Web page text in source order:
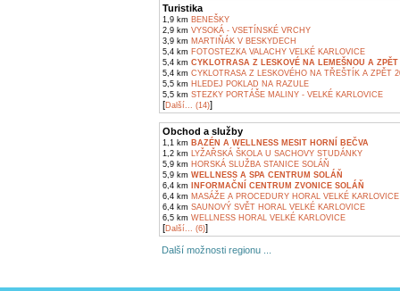
Turistika
1,9 km BENEŠKY
2,9 km VYSOKÁ - VSETÍNSKÉ VRCHY
3,9 km MARTIŇÁK V BESKYDECH
5,4 km FOTOSTEZKA VALACHY VELKÉ KARLOVICE
5,4 km CYKLOTRASA Z LESKOVÉ NA LEMEŠNOU A ZPĚT
5,4 km CYKLOTRASA Z LESKOVÉHO NA TŘEŠTÍK A ZPĚT
5,5 km HLEDEJ POKLAD NA RAZULE
5,5 km STEZKY PORTÁŠE MALINY - VELKÉ KARLOVICE
[Další... (14)]
Obchod a služby
1,1 km BAZÉN A WELLNESS MESIT HORNÍ BEČVA
1,2 km LYŽAŘSKÁ ŠKOLA U SACHOVY STUDÁNKY
5,9 km HORSKÁ SLUŽBA STANICE SOLÁŇ
5,9 km WELLNESS A SPA CENTRUM SOLÁŇ
6,4 km
INFORMAČNÍ CENTRUM ZVONICE SOLÁŇ
6,4 km MASÁŽE A PROCEDURY HORAL VELKÉ KARLOVICE
6,4 km SAUNOVÝ SVĚT HORAL VELKÉ KARLOVICE
6,5 km WELLNESS HORAL VELKÉ KARLOVICE
[Další... (6)]
Další možnosti regionu ...